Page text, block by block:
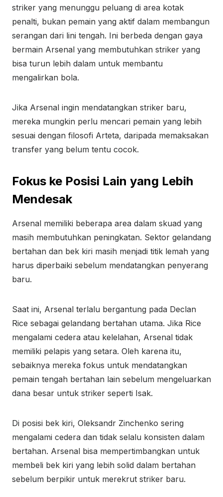
striker yang menunggu peluang di area kotak
penalti, bukan pemain yang aktif dalam membangun
serangan dari lini tengah. Ini berbeda dengan gaya
bermain Arsenal yang membutuhkan striker yang
bisa turun lebih dalam untuk membantu
mengalirkan bola.
Jika Arsenal ingin mendatangkan striker baru,
mereka mungkin perlu mencari pemain yang lebih
sesuai dengan filosofi Arteta, daripada memaksakan
transfer yang belum tentu cocok.
Fokus ke Posisi Lain yang Lebih
Mendesak
Arsenal memiliki beberapa area dalam skuad yang
masih membutuhkan peningkatan. Sektor gelandang
bertahan dan bek kiri masih menjadi titik lemah yang
harus diperbaiki sebelum mendatangkan penyerang
baru.
Saat ini, Arsenal terlalu bergantung pada Declan
Rice sebagai gelandang bertahan utama. Jika Rice
mengalami cedera atau kelelahan, Arsenal tidak
memiliki pelapis yang setara. Oleh karena itu,
sebaiknya mereka fokus untuk mendatangkan
pemain tengah bertahan lain sebelum mengeluarkan
dana besar untuk striker seperti Isak.
Di posisi bek kiri, Oleksandr Zinchenko sering
mengalami cedera dan tidak selalu konsisten dalam
bertahan. Arsenal bisa mempertimbangkan untuk
membeli bek kiri yang lebih solid dalam bertahan
sebelum berpikir untuk merekrut striker baru.